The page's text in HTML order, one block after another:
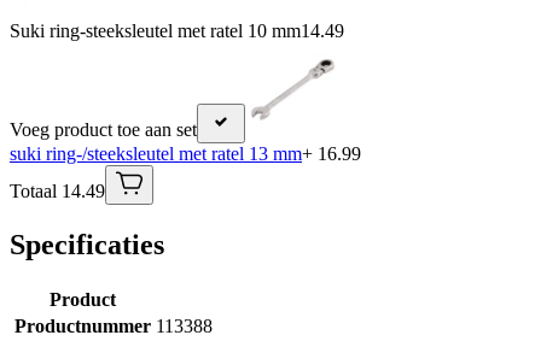
Suki ring-steeksleutel met ratel 10 mm14.49
Voeg product toe aan set
suki ring-/steeksleutel met ratel 13 mm+ 16.99
Totaal 14.49
Specificaties
Product
Productnummer 113388